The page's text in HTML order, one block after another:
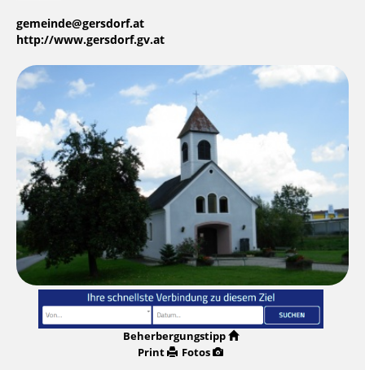
gemeinde@gersdorf.at
http://www.gersdorf.gv.at
Beherbergungstipp
Print
Fotos